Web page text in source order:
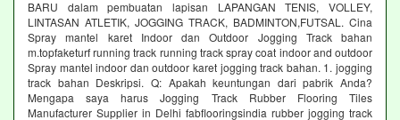
BARU dalam pembuatan lapisan LAPANGAN TENIS, VOLLEY,
LINTASAN ATLETIK, JOGGING TRACK, BADMINTON,FUTSAL. Cina
Spray mantel karet Indoor dan Outdoor Jogging Track bahan
m.topfaketurf running track running track spray coat indoor and outdoor
Spray mantel indoor dan outdoor karet jogging track bahan. 1. jogging
track bahan Deskripsi. Q: Apakah keuntungan dari pabrik Anda?
Mengapa saya harus Jogging Track Rubber Flooring Tiles
Manufacturer Supplier in Delhi fabflooringsindia rubber jogging track